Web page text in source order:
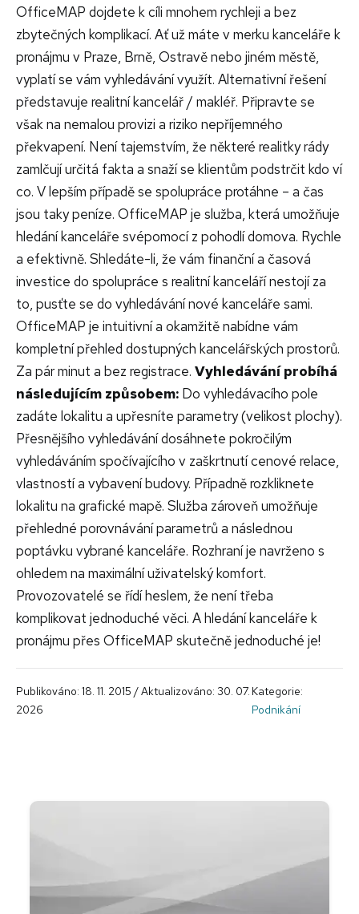
OfficeMAP dojdete k cíli mnohem rychleji a bez
zbytečných komplikací. Ať už máte v merku kanceláře k
pronájmu v Praze, Brně, Ostravě nebo jiném městě,
vyplatí se vám vyhledávání využít. Alternativní řešení
představuje realitní kancelář / makléř. Připravte se
však na nemalou provizi a riziko nepříjemného
překvapení. Není tajemstvím, že některé realitky rády
zamlčují určitá fakta a snaží se klientům podstrčit kdo ví
co. V lepším případě se spolupráce protáhne – a čas
jsou taky peníze. OfficeMAP je služba, která umožňuje
hledání kanceláře svépomocí z pohodlí domova. Rychle
a efektivně. Shledáte-li, že vám finanční a časová
investice do spolupráce s realitní kanceláří nestojí za
to, pusťte se do vyhledávání nové kanceláře sami.
OfficeMAP je intuitivní a okamžitě nabídne vám
kompletní přehled dostupných kancelářských prostorů.
Za pár minut a bez registrace. Vyhledávání probíhá
následujícím způsobem: Do vyhledávacího pole
zadáte lokalitu a upřesníte parametry (velikost plochy).
Přesnějšího vyhledávání dosáhnete pokročilým
vyhledáváním spočívajícího v zaškrtnutí cenové relace,
vlastností a vybavení budovy. Případně rozkliknete
lokalitu na grafické mapě. Služba zároveň umožňuje
přehledné porovnávání parametrů a následnou
poptávku vybrané kanceláře. Rozhraní je navrženo s
ohledem na maximální uživatelský komfort.
Provozovatelé se řídí heslem, že není třeba
komplikovat jednoduché věci. A hledání kanceláře k
pronájmu přes OfficeMAP skutečně jednoduché je!
Publikováno: 18. 11. 2015 / Aktualizováno: 30. 07.
2026
Kategorie:
Podnikání